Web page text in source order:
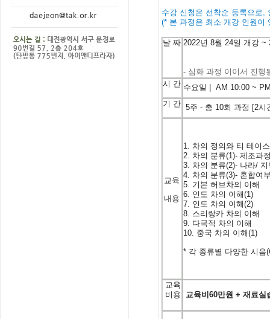
수강 신청은 선착순 등록으로,
(* 본 과정은 최소 개강 인원이
날 짜 2022년 8월 24일 개강 ~
- 심화 과정 이이서 진행
시 간 수요일 | AM 10:00 ~
기 간 5주 - 총 10회 과정 [2시
교육
내용
1. 차의 정의와 티 테이
2. 차의 분류(1)- 제조과
3. 차의 분류(2)- 나라/ 지
4. 차의 분류(3)- 혼합여
5. 기본 허브차의 이해
6. 인도 차의 이해(1)
7. 인도 차의 이해(2)
8. 스리랑카 차의 이해
9. 다국적 차의 이해
10. 중국 차의 이해(1)
* 각 종류별 다양한 시음
교육
비용
교육비60만원 + 재료실